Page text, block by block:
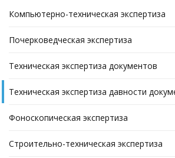
Компьютерно-техническая экспертиза
Почерковедческая экспертиза
Техническая экспертиза документов
Техническая экспертиза давности
Фоноскопическая экспертиза
Строительно-техническая экспертиза